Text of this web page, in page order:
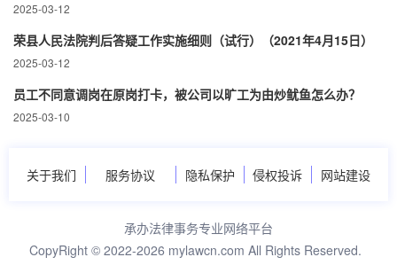
2025-03-12
荣县人民法院判后答疑工作实施细则（试行）（2021年4月15日）
2025-03-12
员工不同意调岗在原岗打卡，被公司以旷工为由炒鱿鱼怎么办？
2025-03-10
关于我们 服务协议 隐私保护 侵权投诉 网站建设
承办法律事务专业网络平台
CopyRight © 2022-2026 mylawcn.com All Rights Reserved.